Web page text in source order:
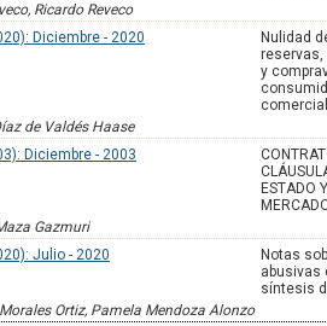
Ricardo Reveco
Diciembre - 2020
Nulidad
reservas,
y
de Valdés Haase
Diciembre - 2003
ESTADO
Gazmuri
Julio - 2020
Notas
abusivas
síntesis
Ortiz, Pamela Mendoza Alonzo